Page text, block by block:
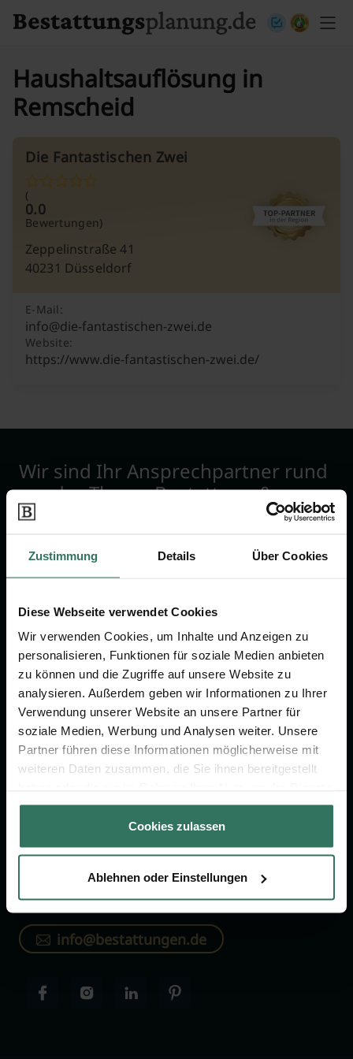
Zustimmung Details Über Cookies
Diese Webseite verwendet Cookies
Wir verwenden Cookies, um Inhalte und Anzeigen zu
personalisieren, Funktionen für soziale Medien anbieten
zu können und die Zugriffe auf unsere Website zu
analysieren. Außerdem geben wir Informationen zu Ihrer
Verwendung unserer Website an unsere Partner für
soziale Medien, Werbung und Analysen weiter. Unsere
Partner führen diese Informationen möglicherweise mit
weiteren Daten zusammen, die Sie ihnen bereitgestellt
gesammelt haben.
Cookies zulassen
Ablehnen oder Einstellungen
Haushaltsauflösung in
Remscheid
Die Fantastischen Zwei
(
0.0
Bewertungen)
Zeppelinstraße 41
40231 Düsseldorf
E-Mail:
info@die-fantastischen-zwei.de
Website:
https://www.die-fantastischen-zwei.de/
Wir sind Ihr Ansprechpartner rund
um das Thema Bestattung &
Vorsorge.
Jetzt beraten lassen
Vergleich
Ratgeber
Verzeichnis
Wissenswertes
Über uns
Online-Portal
Kostenlos registrieren
KONTAKTIEREN SIE UNS
030-75437515
info@bestattungen.de